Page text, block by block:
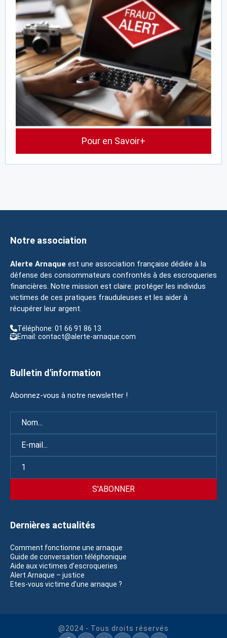
Pour en Savoir+
Notre association
Alerte Arnaque est une association française dédiée à la
défense des consommateurs confrontés à des escroqueries
financières. Notre mission est claire: protéger les individus
victimes de ces pratiques frauduleuses et les aider à
récupérer leur argent.
Téléphone: 01 66 91 86 13
Email: contact@alerte-arnaque.com
Bulletin d'information
Abonnez-vous à notre newsletter !
Dernières actualités
Comment fonctionne une arnaque
Guide de conversation téléphonique
Aide aux victimes d’escroqueries
Alert Arnaque – justice
Etes-vous victime d’une arnaque ?
@2024 - Tous droits réservés